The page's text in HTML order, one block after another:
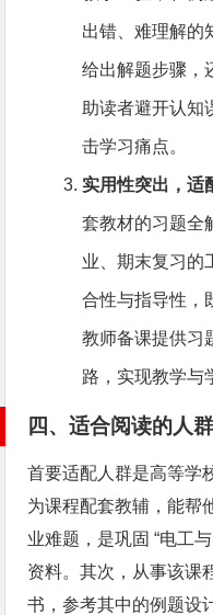
出错、难理解的
给出解题步骤，
助读者避开认知
击学习痛点。
实用性突出，适
套教材的习题全
业、期末复习的
合性与指导性，
教师备课提供习
路，实现教学与
四、适合阅读的人群
首要适配人群是高等学
为课程配套教辅，能帮
业难题，是巩固 “电工
资料。其次，从事该课
书，参考其中的例题设